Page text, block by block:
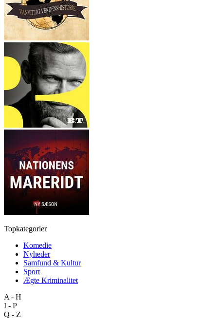
Topkategorier
Komedie
Nyheder
Samfund & Kultur
Sport
Ægte Kriminalitet
A - H
I - P
Q - Z